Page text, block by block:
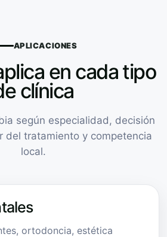
APLICACIONES
en cada tipo
clínica
según especialidad, decisión
del tratamiento y competencia
local.
ortodoncia, estética